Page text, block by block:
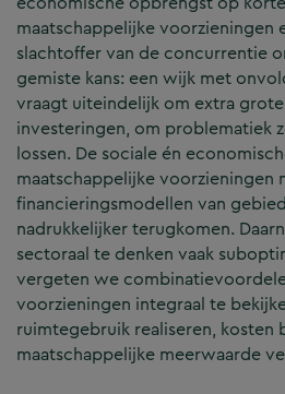
maatschappelijke voorzieningen
slachtoffer van de concurrentie
gemiste kans: een wijk met
vraagt uiteindelijk om extra
investeringen, om problematiek
lossen. De sociale én
maatschappelijke voorzieningen
financieringsmodellen van
nadrukkelijker terugkomen.
sectoraal te denken vaak
vergeten we
voorzieningen integraal te
ruimtegebruik realiseren, kosten
maatschappelijke meerwaarde